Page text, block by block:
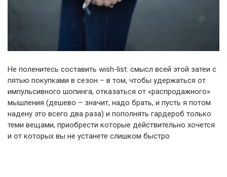
Не поленитесь составить wish-list: смысл всей этой затеи с
пятью покупками в сезон – в том, чтобы удержаться от
импульсивного шопинга, отказаться от «распродажного»
мышления (дешево – значит, надо брать, и пусть я потом
надену это всего два раза) и пополнять гардероб только
теми вещами, приобрести которые действительно хочется
и от которых вы не устанете слишком быстро